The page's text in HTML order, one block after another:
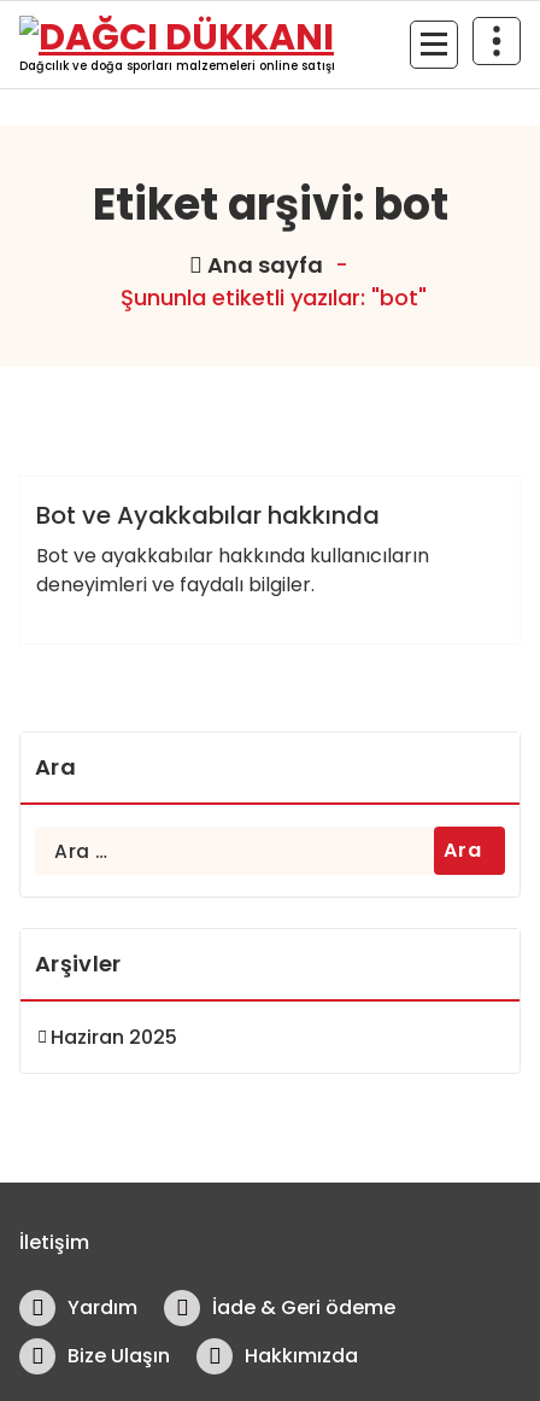
İçeriğe
geç
Dağcılık ve doğa sporları malzemeleri online satışı
Etiket arşivi: bot
Ana sayfa -
Şununla etiketli yazılar: "bot"
Doğada yeni misin?
Bot ve Ayakkabılar hakkında
Bot ve ayakkabılar hakkında kullanıcıların
deneyimleri ve faydalı bilgiler.
Ara
Arama:
Arşivler
Haziran 2025
İletişim
Yardım
İade & Geri ödeme
Bize Ulaşın
Hakkımızda